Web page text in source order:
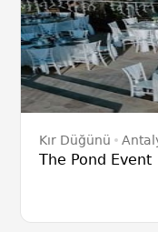
Kır Düğünü
The Pond Event